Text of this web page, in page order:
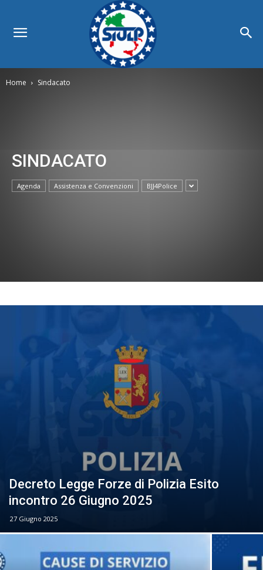
Home Sindacato
SINDACATO
Agenda Assistenza e Convenzioni BJJ4Police
Decreto Legge Forze di Polizia Esito
incontro 26 Giugno 2025
27 Giugno 2025